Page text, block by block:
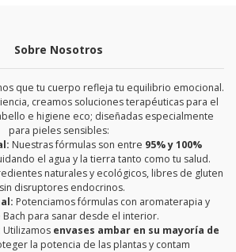
Sobre Nosotros
que tu cuerpo refleja tu equilibrio emocional.
creamos soluciones terapéuticas para el
e higiene eco; diseñadas especialmente
para pieles sensibles:
Nuestras fórmulas son entre 95% y 100%
el agua y la tierra tanto como tu salud.
naturales y ecológicos, libres de gluten
disruptores endocrinos.
Potenciamos fórmulas con aromaterapia y
para sanar desde el interior.
Utilizamos envases ambar en su mayoría de
la potencia de las plantas y contam